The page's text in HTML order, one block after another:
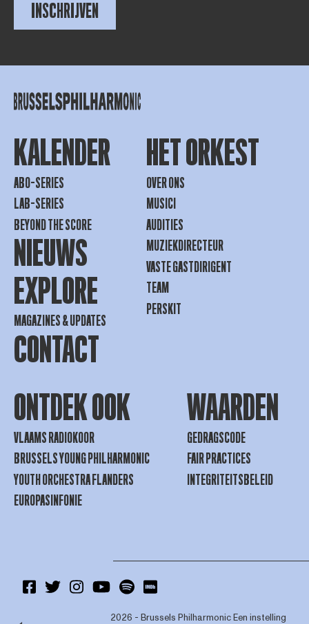
INSCHRIJVEN
KALENDER
ABO-SERIES
LAB-SERIES
BEYOND THE SCORE
NIEUWS
EXPLORE
MAGAZINES & UPDATES
CONTACT
HET ORKEST
OVER ONS
MUSICI
AUDITIES
MUZIEKDIRECTEUR
VASTE GASTDIRIGENT
TEAM
PERSKIT
ONTDEK OOK
VLAAMS RADIOKOOR
BRUSSELS YOUNG PHILHARMONIC
YOUTH ORCHESTRA FLANDERS
EUROPASINFONIE
WAARDEN
GEDRAGSCODE
FAIR PRACTICES
INTEGRITEITSBELEID
2026 - Brussels PhilharmonicEen instelling